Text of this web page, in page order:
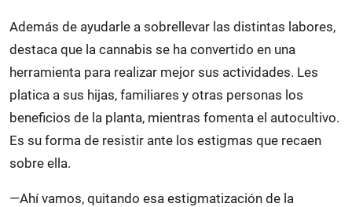
Además de ayudarle a sobrellevar las distintas labores,
destaca que la cannabis se ha convertido en una
herramienta para realizar mejor sus actividades. Les
platica a sus hijas, familiares y otras personas los
beneficios de la planta, mientras fomenta el autocultivo.
Es su forma de resistir ante los estigmas que recaen
sobre ella.
—Ahí vamos, quitando esa estigmatización de la